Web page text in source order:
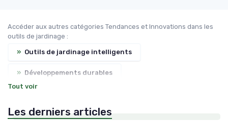
Accéder aux autres catégories Tendances et Innovations dans les
outils de jardinage :
» Outils de jardinage intelligents
» Développements durables
» Évolutions technologiques
Tout voir
Les derniers articles